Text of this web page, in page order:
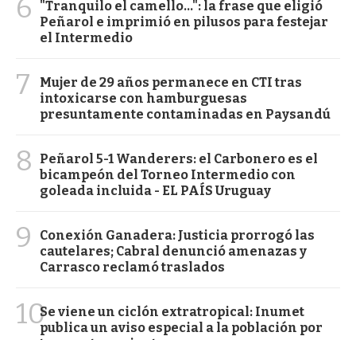
6
"Tranquilo el camello...": la frase que eligió
Peñarol e imprimió en pilusos para festejar
el Intermedio
7
Mujer de 29 años permanece en CTI tras
intoxicarse con hamburguesas
presuntamente contaminadas en Paysandú
8
Peñarol 5-1 Wanderers: el Carbonero es el
bicampeón del Torneo Intermedio con
goleada incluida - EL PAÍS Uruguay
9
Conexión Ganadera: Justicia prorrogó las
cautelares; Cabral denunció amenazas y
Carrasco reclamó traslados
10Se viene un ciclón extratropical: Inumet
publica un aviso especial a la población por